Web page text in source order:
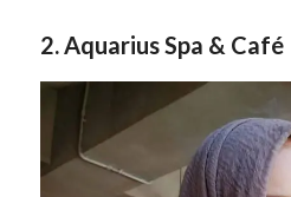
2. Aquarius Spa & Café